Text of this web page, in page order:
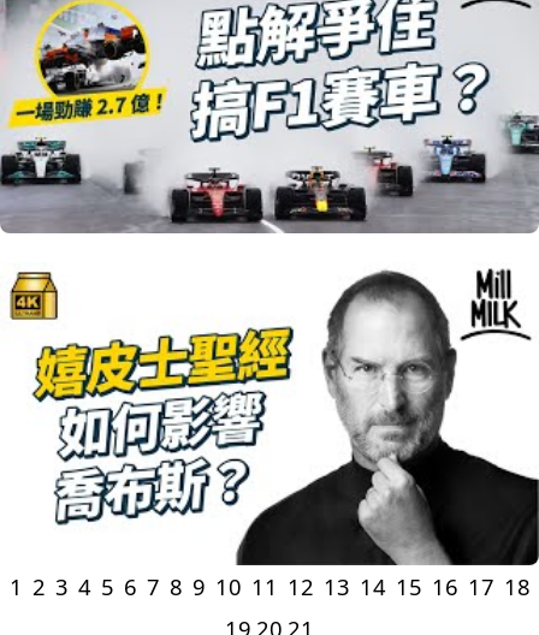
1 2 3 4 5 6 7 8 9 10 11 12 13 14 15 16 17 18
19 20 21